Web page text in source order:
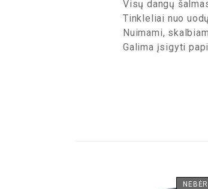
Visų dangų
Tinkleliai nuo
Nuimami,
Galima įsigyti